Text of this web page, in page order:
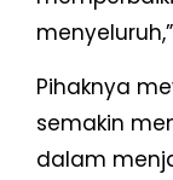
Pihaknya
semakin
dalam